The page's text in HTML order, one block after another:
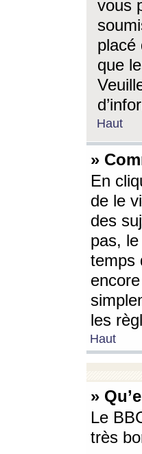
vous
placé
que
Haut
»
En
de le
des
pas,
temps
les
Haut
»
Le
très